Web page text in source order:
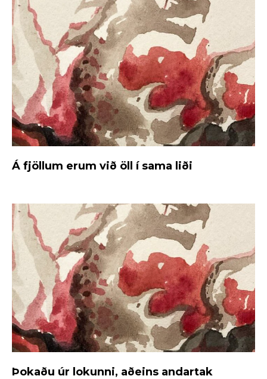
Á fjöllum erum við öll í sama liði
Þokaðu úr lokunni, aðeins andartak